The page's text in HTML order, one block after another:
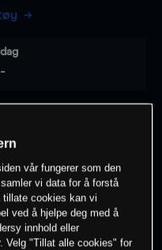
dag
-
-
instrumentet
vår fungerer som den
vi data for å forstå
tillate cookies kan vi
ved å hjelpe deg med å
innhold eller
Velg "Tillat alle cookies" for